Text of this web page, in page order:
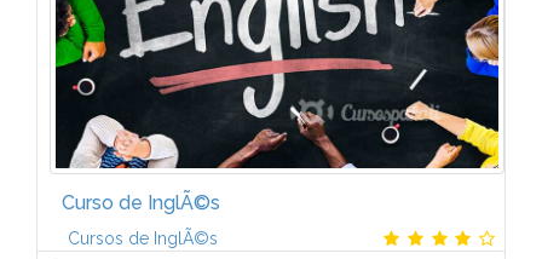
Curso de InglÃ©s
Cursos de InglÃ©s